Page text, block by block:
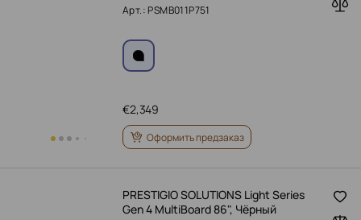
Арт.: PSMB011P751
2,349
€
Оформить предзаказ
PRESTIGIO SOLUTIONS Light Series
Gen 4 MultiBoard 86", Чёрный